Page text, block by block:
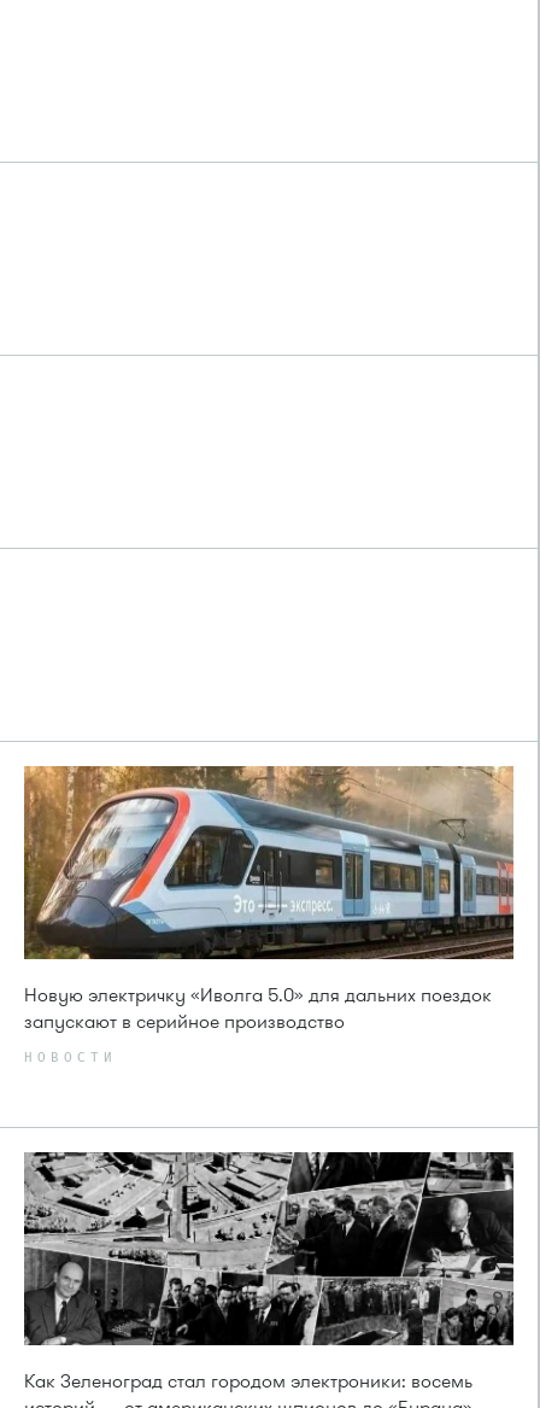
Новую электричку «Иволга 5.0» для дальних поездок
запускают в серийное производство
НОВОСТИ
Как Зеленоград стал городом электроники: восемь